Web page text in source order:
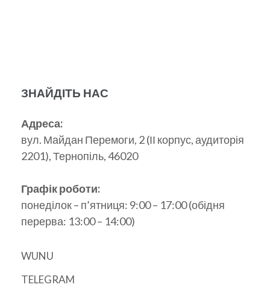
ЗНАЙДІТЬ НАС
Адреса:
вул. Майдан Перемоги, 2 (ІІ корпус, аудиторія
2201), Тернопіль, 46020
Графік роботи:
понеділок – п’ятниця: 9:00 – 17:00 (обідня
перерва: 13:00 – 14:00)
WUNU
TELEGRAM